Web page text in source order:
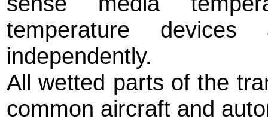
temperature
independently.
All wetted parts of the
common aircraft and